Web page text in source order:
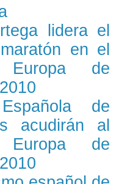
lidera el
en el
Europa de
de
acudirán al
Europa de